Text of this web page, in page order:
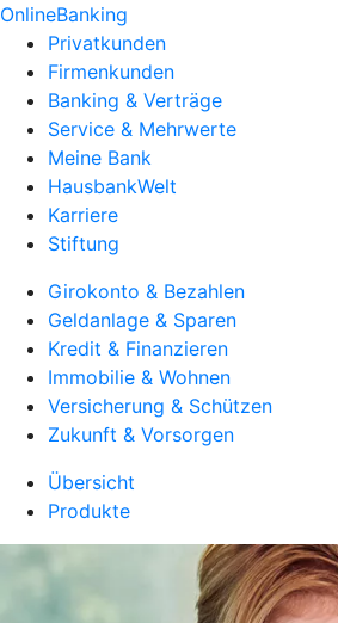
OnlineBanking
Privatkunden
Firmenkunden
Banking & Verträge
Service & Mehrwerte
Meine Bank
HausbankWelt
Karriere
Stiftung
Girokonto & Bezahlen
Geldanlage & Sparen
Kredit & Finanzieren
Immobilie & Wohnen
Versicherung & Schützen
Zukunft & Vorsorgen
Übersicht
Produkte